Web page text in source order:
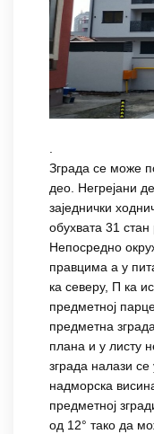
.
Зграда се може
део. Негрејани
заједнички
обухвата 31
Непосредно
правцима а у
ка северу, П ка
предметној
предметна
плана и у листу
зграда налази се
надморска
предметној
од 12° тако да